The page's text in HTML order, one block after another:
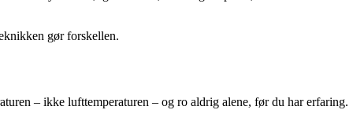
gør forskellen.
– ikke lufttemperaturen – og ro aldrig alene, før du har erfaring.